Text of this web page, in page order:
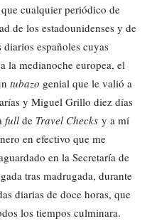
cualquier periódico de
de los estadounidenses y de
españoles cuyas
la medianoche europea, el
tubazo genial que le valió a
y Miguel Grillo diez días
full de Travel Checks y a mí
en efectivo que me
en la Secretaría de
tras madrugada, durante
diarias de doce horas, que
los tiempos culminara.